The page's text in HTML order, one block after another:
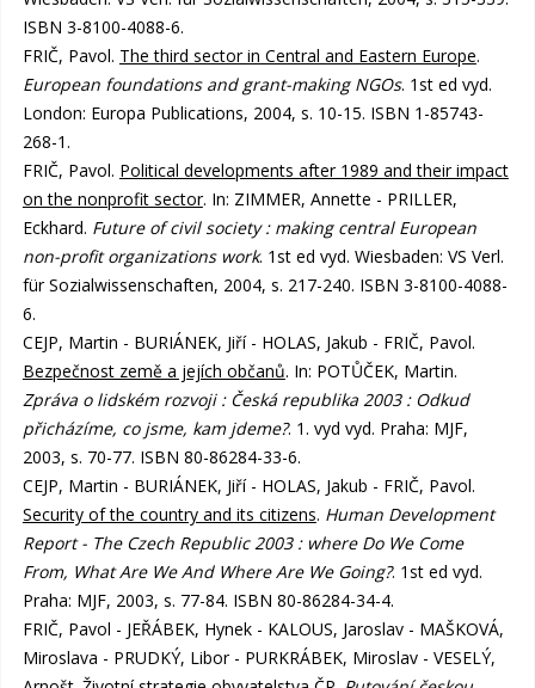
ISBN 3-8100-4088-6.
FRIČ, Pavol. The third sector in Central and Eastern Europe.
European foundations and grant-making NGOs. 1st ed vyd.
London: Europa Publications, 2004, s. 10-15. ISBN 1-85743-
268-1.
FRIČ, Pavol. Political developments after 1989 and their impact
on the nonprofit sector. In: ZIMMER, Annette - PRILLER,
Eckhard. Future of civil society : making central European
non-profit organizations work. 1st ed vyd. Wiesbaden: VS Verl.
für Sozialwissenschaften, 2004, s. 217-240. ISBN 3-8100-4088-
6.
CEJP, Martin - BURIÁNEK, Jiří - HOLAS, Jakub - FRIČ, Pavol.
Bezpečnost země a jejích občanů. In: POTŮČEK, Martin.
Zpráva o lidském rozvoji : Česká republika 2003 : Odkud
přicházíme, co jsme, kam jdeme?. 1. vyd vyd. Praha: MJF,
2003, s. 70-77. ISBN 80-86284-33-6.
CEJP, Martin - BURIÁNEK, Jiří - HOLAS, Jakub - FRIČ, Pavol.
Security of the country and its citizens. Human Development
Report - The Czech Republic 2003 : where Do We Come
From, What Are We And Where Are We Going?. 1st ed vyd.
Praha: MJF, 2003, s. 77-84. ISBN 80-86284-34-4.
FRIČ, Pavol - JEŘÁBEK, Hynek - KALOUS, Jaroslav - MAŠKOVÁ,
Miroslava - PRUDKÝ, Libor - PURKRÁBEK, Miroslav - VESELÝ,